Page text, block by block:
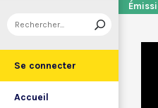
Se connecter
Accueil